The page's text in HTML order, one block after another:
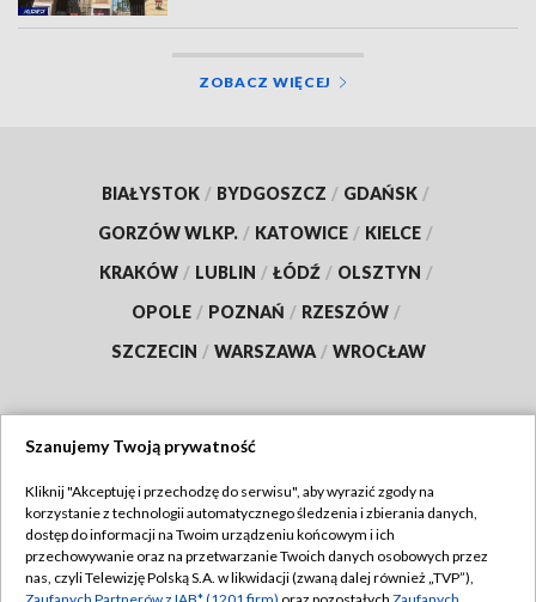
ZOBACZ WIĘCEJ
BIAŁYSTOK / BYDGOSZCZ / GDAŃSK /
GORZÓW WLKP. / KATOWICE / KIELCE /
KRAKÓW / LUBLIN / ŁÓDŹ / OLSZTYN /
OPOLE / POZNAŃ / RZESZÓW /
SZCZECIN / WARSZAWA / WROCŁAW
TVP
Abonament TVP
Emisja w TVP
Regulamin TVP
Szanujemy Twoją prywatność
Kliknij "Akceptuję i przechodzę do serwisu", aby wyrazić zgody na
korzystanie z technologii automatycznego śledzenia i zbierania danych,
dostęp do informacji na Twoim urządzeniu końcowym i ich
przechowywanie oraz na przetwarzanie Twoich danych osobowych przez
nas, czyli Telewizję Polską S.A. w likwidacji (zwaną dalej również „TVP”),